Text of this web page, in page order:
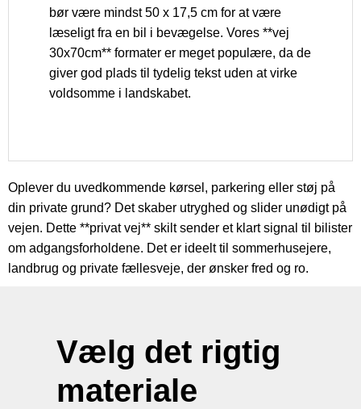
bør være mindst 50 x 17,5 cm for at være
læseligt fra en bil i bevægelse. Vores **vej
30x70cm** formater er meget populære, da de
giver god plads til tydelig tekst uden at virke
voldsomme i landskabet.
Oplever du uvedkommende kørsel, parkering eller støj på
din private grund? Det skaber utryghed og slider unødigt på
vejen. Dette **privat vej** skilt sender et klart signal til bilister
om adgangsforholdene. Det er ideelt til sommerhusejere,
landbrug og private fællesveje, der ønsker fred og ro.
Vælg det rigtig
materiale